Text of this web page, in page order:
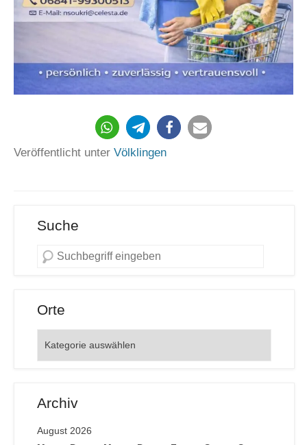
Veröffentlicht unter Völklingen
Suche
Orte
Archiv
August 2026